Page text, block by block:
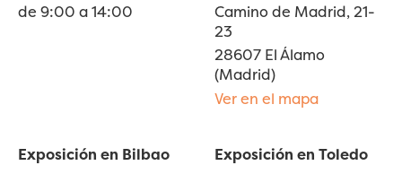
de 9:00 a 14:00
Camino de Madrid, 21-
23
28607 El Álamo
(Madrid)
Ver en el mapa
Exposición en Bilbao
Exposición en Toledo